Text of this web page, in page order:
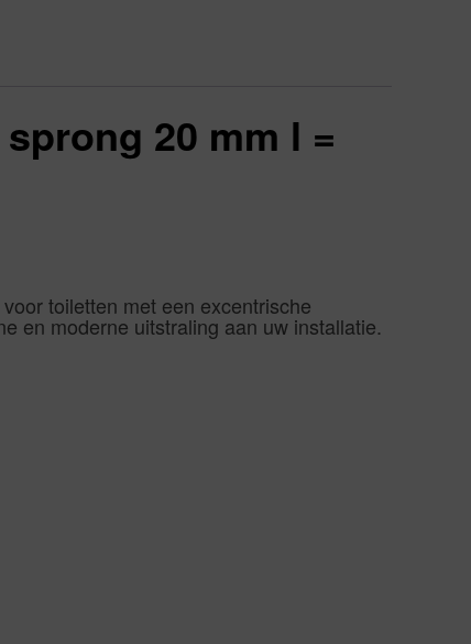
20 mm l =
toiletten met een excentrische
en moderne uitstraling aan uw installatie.